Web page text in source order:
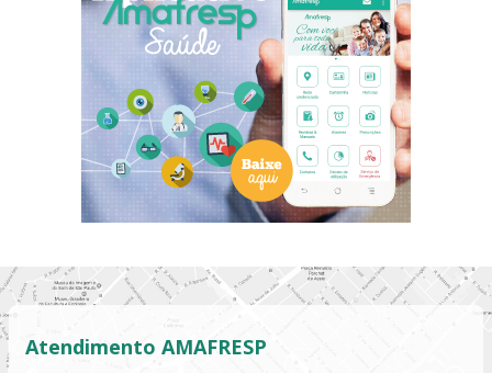
Atendimento AMAFRESP